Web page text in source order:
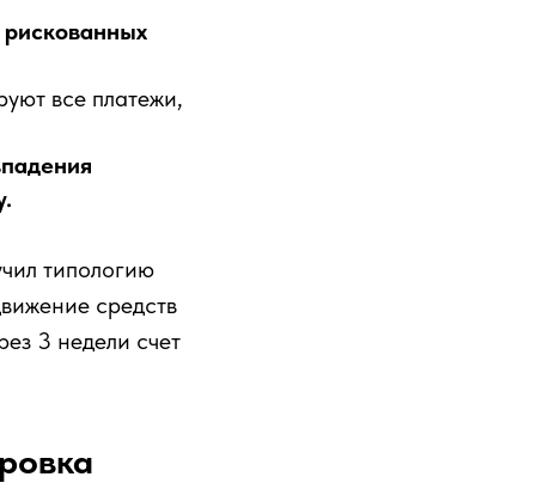
все платежи,
типологию
средств
3 недели счет